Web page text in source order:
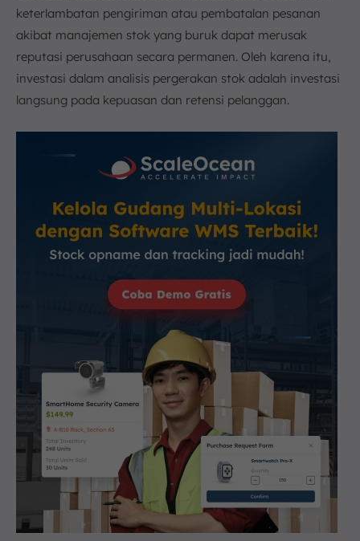
keterlambatan pengiriman atau pembatalan pesanan
akibat manajemen stok yang buruk dapat merusak
reputasi perusahaan secara permanen. Oleh karena itu,
investasi dalam analisis pergerakan stok adalah investasi
langsung pada kepuasan dan retensi pelanggan.